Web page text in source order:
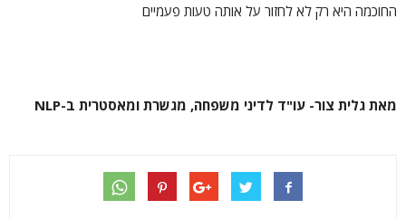
החוכמה היא רק לא לחזור על אותה טעות פעמיים
מאת גלית צור- עו"ד לדיני משפחה, מגשרת ומאסטרית ב-NLP